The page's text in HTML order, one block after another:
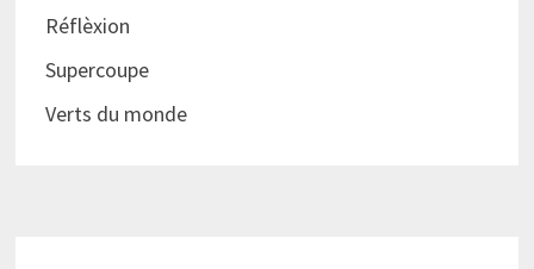
Réflèxion
Supercoupe
Verts du monde